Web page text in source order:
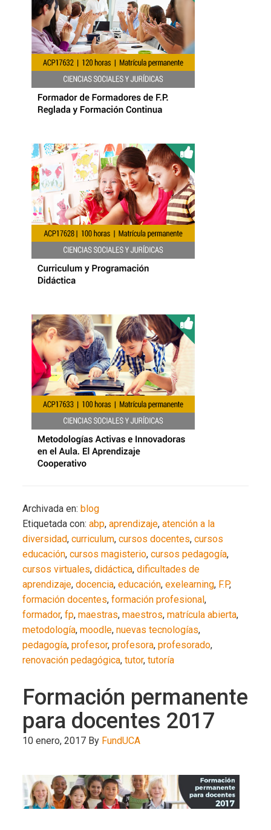
Archivada en: blog
Etiquetada con:abp,aprendizaje,atención a la
diversidad,curriculum,cursos docentes,cursos
educación,cursos magisterio,cursos pedagogía,
cursos virtuales,didáctica,dificultades de
aprendizaje,docencia,educación,exelearning, F.P,
formación docentes,formación profesional,
formador,fp,maestras,maestros,matrícula abierta,
metodología,moodle,nuevas tecnologías,
pedagogía,profesor,profesora,profesorado,
renovación pedagógica,tutor,tutoría
Formación permanente
para docentes 2017
10 enero, 2017 By FundUCA